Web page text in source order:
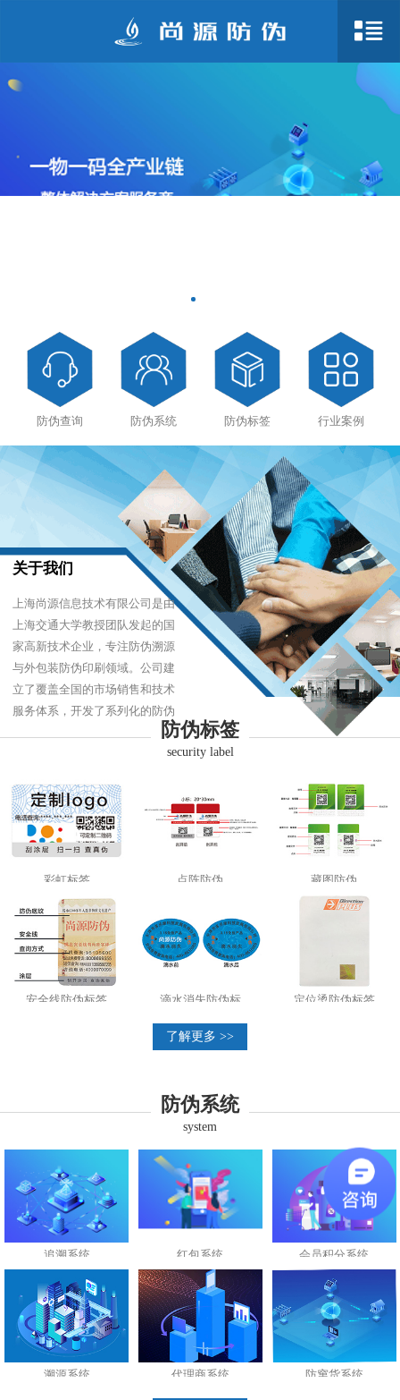
防伪查询 防伪系统 防伪标签 行业案例
关于我们
上海尚源信息技术有限公司是由
上海交通大学教授团队发起的国
家高新技术企业，专注防伪溯源
与外包装防伪印刷领域。公司建
立了覆盖全国的市场销售和技术
服务体系，开发了系列化的防伪
产品，以难仿制、易识别、优成
本的技术，经受住了市场的严酷
防伪标签
security label
彩虹标签 点阵防伪 藏图防伪
安全线防伪标签 滴水消失防伪标 定位烫防伪标签
了解更多 >>
防伪系统
system
追溯系统 红包系统 会员积分系统
溯源系统 代理商系统 防窜货系统